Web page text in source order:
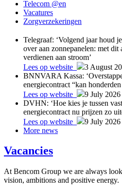
Telecom @en
Vacatures
Zorgverzekeringen
Telegraaf: ‘Volgend jaar houd
over aan zonnepanelen: met dit
verdienen aan stroom’
Lees op website
3 August
BNNVARA Kassa:
energiecontract “kan honderden
Lees op website
9 July 2026
DVHN: ‘Hoe kies je tussen
energiecontract nu prijzen zo
Lees op website
9 July 2026
More news
Vacancies
At Bencom Group we are always
vision, ambitions and positive energy.